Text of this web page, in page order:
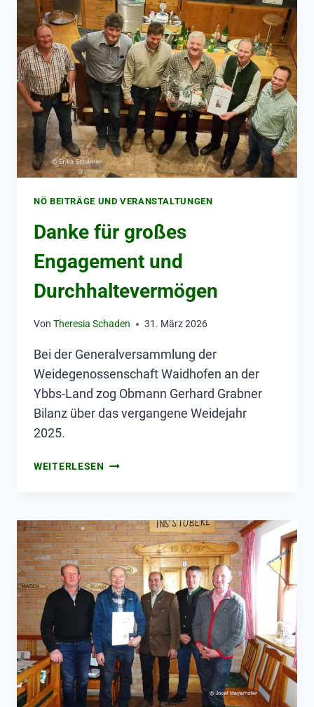
NÖ BEITRÄGE UND VERANSTALTUNGEN
Danke für großes
Engagement und
Durchhaltevermögen
Von Theresia Schaden 31. März 2026
Bei der Generalversammlung der
Weidegenossenschaft Waidhofen an der
Ybbs-Land zog Obmann Gerhard Grabner
Bilanz über das vergangene Weidejahr
2025.
WEITERLESEN